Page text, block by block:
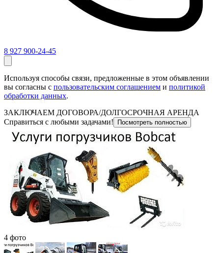
8 927 900-24-45
Используя способы связи, предложенные в этом объявлении
вы согласны с пользовательским соглашением и политикой
обработки данных.
ЗАКЛЮЧАЕМ ДОГОВОРА/ДОЛГОСРОЧНАЯ АРЕНДА
Справиться с любыми задачами!
Посмотреть полностью
4 фото